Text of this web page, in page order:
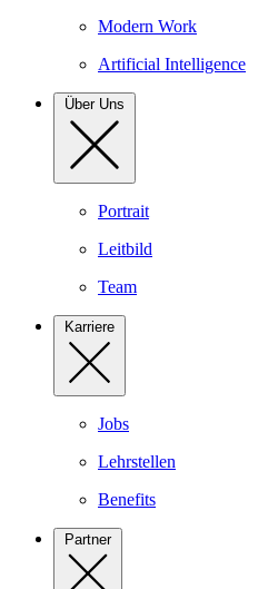
Modern Work
Artificial Intelligence
Über Uns
Portrait
Leitbild
Team
Karriere
Jobs
Lehrstellen
Benefits
Partner